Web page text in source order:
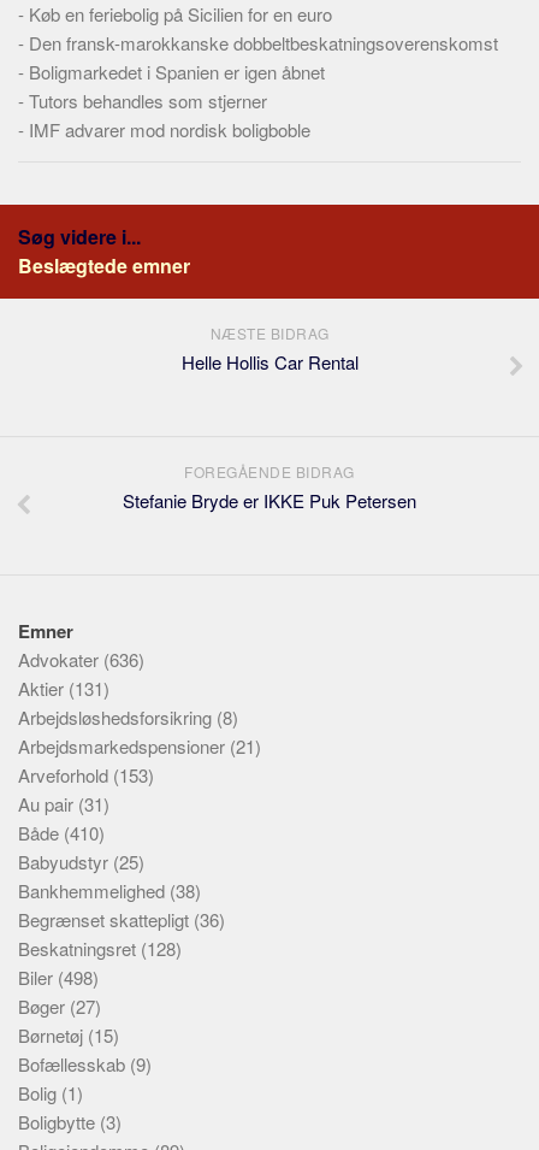
- Køb en feriebolig på Sicilien for en euro
- Den fransk-marokkanske dobbeltbeskatningsoverenskomst
- Boligmarkedet i Spanien er igen åbnet
-Tutors behandles som stjerner
- IMF advarer mod nordisk boligboble
Søg videre i...
Beslægtede emner
NÆSTE BIDRAG
Helle Hollis Car Rental
FOREGÅENDE BIDRAG
Stefanie Bryde er IKKE Puk Petersen
Emner
Advokater (636)
Aktier (131)
Arbejdsløshedsforsikring (8)
Arbejdsmarkedspensioner (21)
Arveforhold (153)
Au pair (31)
Både (410)
Babyudstyr (25)
Bankhemmelighed (38)
Begrænset skattepligt (36)
Beskatningsret (128)
Biler (498)
Bøger (27)
Børnetøj (15)
Bofællesskab (9)
Bolig (1)
Boligbytte (3)